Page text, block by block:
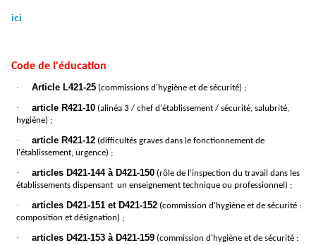
ici
Code de l'éducation
· Article L421-25(commissions d'hygiène et de sécurité) ;
· article R421-10(alinéa 3 / chef d'établissement / sécurité, salubrité,
hygiène) ;
· article R421-12(difficultés graves dans le fonctionnement de
l'établissement, urgence) ;
· articles D421-144 à D421-150(rôle de l'inspection du travail dans les
établissements dispensant un enseignement technique ou professionnel) ;
· articles D421-151 et D421-152(commission d'hygiène et de sécurité :
composition et désignation) ;
· articles D421-153 à D421-159(commission d'hygiène et de sécurité :